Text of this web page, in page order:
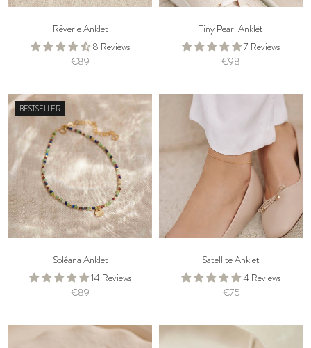
Rêverie Anklet
8 Reviews
€89
Tiny Pearl Anklet
7 Reviews
€98
BESTSELLER
Soléana Anklet
14 Reviews
€89
Satellite Anklet
4 Reviews
€75